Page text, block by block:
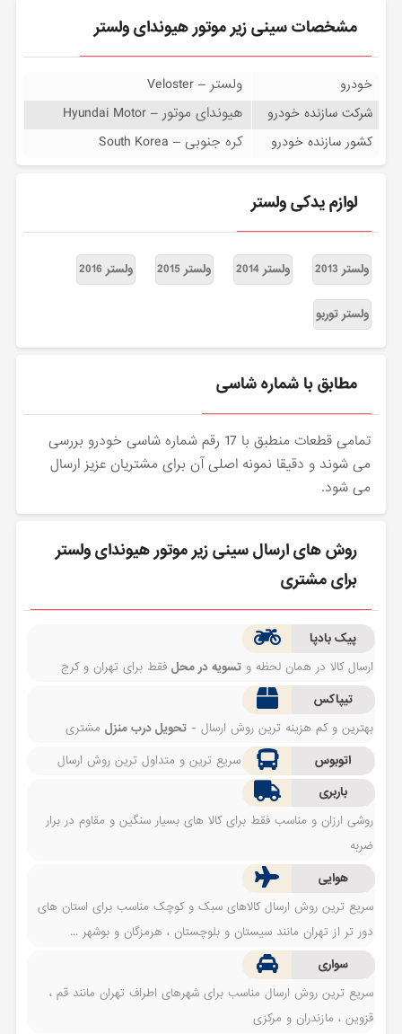
مشخصات سینی زیر موتور هیوندای ولستر
خودرو ولستر – Veloster
شرکت سازنده خودرو هیوندای موتور – Hyundai Motor
کشور سازنده خودرو کره جنوبی – South Korea
لوازم یدکی ولستر
ولستر 2013 ولستر 2014 ولستر 2015 ولستر 2016
ولستر توربو
مطابق با شماره شاسی
تمامی قطعات منطبق با 17 رقم شماره شاسی خودرو بررسی
می شوند و دقیقا نمونه اصلی آن برای مشتریان عزیز ارسال
می شود.
روش های ارسال سینی زیر موتور هیوندای ولستر
برای مشتری
پیک بادپا
ارسال کالا در همان لحظه وتسویه در محل فقط برای تهران و کرج
تیپاکس
بهترین و کم هزینه ترین روش ارسال -تحویل درب منزل مشتری
اتوبوس
سریع ترین و متداول ترین روش ارسال
باربری
روشی ارزان و مناسب فقط برای کالا های بسیار سنگین و مقاوم در برار
ضربه
هوایی
سریع ترین روش ارسال کالاهای سبک و کوچک مناسب برای استان های
دور تر از تهران مانند سیستان و بلوچستان ، هرمزگان و بوشهر ...
سواری
سریع ترین روش ارسال مناسب برای شهرهای اطراف تهران مانند قم ،
قزوین ، مازندران و مرکزی